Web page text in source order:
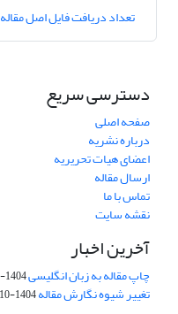
تعداد دریافت فایل اصل مقاله
دسترسی سریع
صفحه اصلی
درباره نشریه
اعضای هیات تحریریه
ارسال مقاله
تماس با ما
نقشه سایت
آخرین اخبار
چاپ مقاله به زبان انگلیسی1404-11-26
تغییر شیوه نگارش مقاله1404-10-01